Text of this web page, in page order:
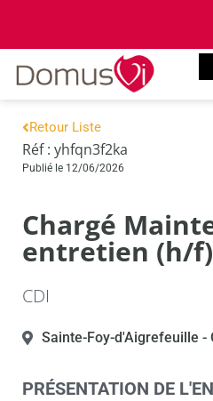
Retour Liste
Réf : yhfqn3f2ka
Publié le 12/06/2026
Chargé
entretien (h/f)
CDI
Sainte-Foy-d'Aigrefeuille -
PRÉSENTATION DE